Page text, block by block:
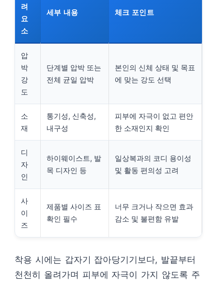
려
요
소
세부 내용 체크 포인트
압
박
강
도
단계별 압박 또는
전체 균일 압박
본인의 신체 상태 및 목표
에 맞는 강도 선택
소
재
통기성, 신축성,
내구성
피부에 자극이 없고 편안
한 소재인지 확인
디
자
인
하이웨이스트, 발
목 디자인 등
일상복과의 코디 용이성
및 활동 편의성 고려
사
이
즈
제품별 사이즈 표
확인 필수
너무 크거나 작으면 효과
감소 및 불편함 유발
착용 시에는 갑자기 잡아당기기보다, 발끝부터
천천히 올려가며 피부에 자극이 가지 않도록 주